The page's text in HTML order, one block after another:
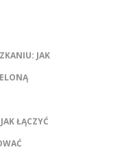
JAK
ŁĄCZYĆ